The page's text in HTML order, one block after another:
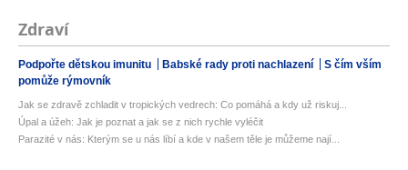
Zdraví
Podpořte dětskou imunitu Babské rady proti nachlazení
S čím vším
pomůže rýmovník
Jak se zdravě zchladit v tropických vedrech: Co pomáhá a kdy už riskuj...
Úpal a úžeh: Jak je poznat a jak se z nich rychle vyléčit
Parazité v nás: Kterým se u nás líbí a kde v našem těle je můžeme nají...